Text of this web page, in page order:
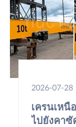
2026-07-28
เครนเหนื
ไปยังคาซั